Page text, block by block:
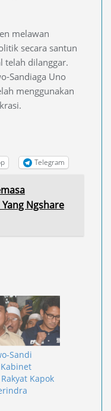
melawan
secara santun
telah dilanggar.
Sandiaga Uno
menggunakan
Telegram
Ngshare
Sandi
Rakyat Kapok